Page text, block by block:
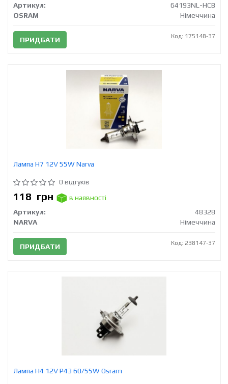
Артикул:
64193NL-HCB
OSRAM
Німеччина
ПРИДБАТИ Код: 175148-37
Лампа H7 12V 55W Narva
0 відгуків
118 грн
в наявності
Артикул:
48328
NARVA
Німеччина
ПРИДБАТИ Код: 238147-37
Лампа H4 12V Р43 60/55W Osram